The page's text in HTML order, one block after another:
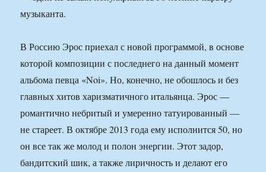
музыканта.
В Россию Эрос приехал с новой программой, в основе
которой композиции с последнего на данный момент
альбома певца «Noi». Но, конечно, не обошлось и без
главных хитов харизматичного итальянца. Эрос —
романтично небритый и умеренно татуированный —
не стареет. В октябре 2013 года ему исполнится 50, но
он все так же молод и полон энергии. Этот задор,
бандитский шик, а также лиричность и делают его